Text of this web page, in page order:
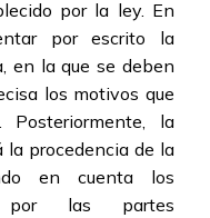
por la ley. En
por escrito la
en la que se deben
los motivos que
Posteriormente, la
la procedencia de la
en cuenta los
por las partes